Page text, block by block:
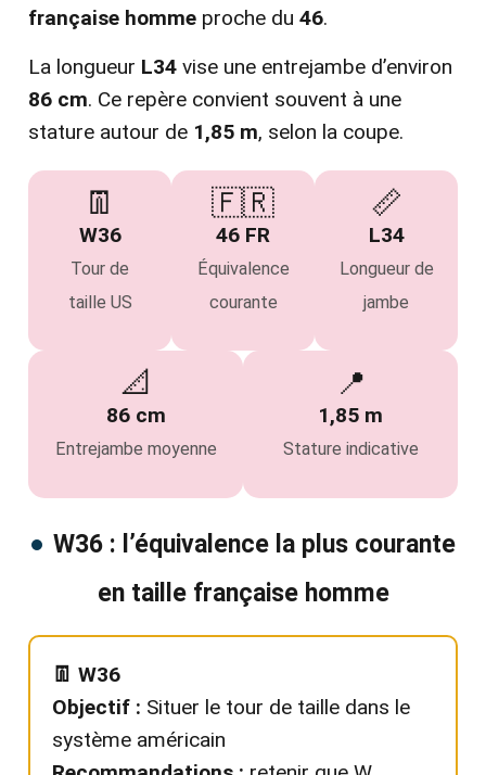
française homme proche du 46.
La longueur L34 vise une entrejambe d’environ
86 cm. Ce repère convient souvent à une
stature autour de 1,85 m, selon la coupe.
👖
W36
Tour de
taille US
🇫🇷
46 FR
Équivalence
courante
📏
L34
Longueur de
jambe
📐
86 cm
Entrejambe moyenne
📍
1,85 m
Stature indicative
W36 : l’équivalence la plus courante
en taille française homme
👖 W36
Objectif : Situer le tour de taille dans le
système américain